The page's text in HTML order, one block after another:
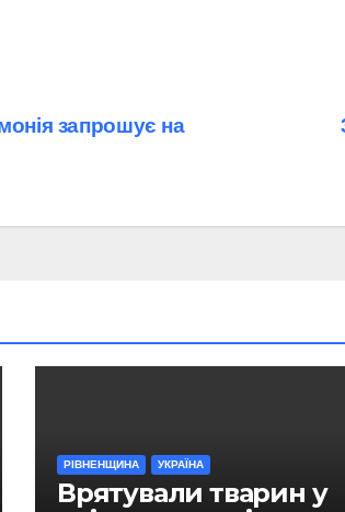
запрошує на
РІВНЕНЩИНА УКРАЇНА
Врятували тварин у